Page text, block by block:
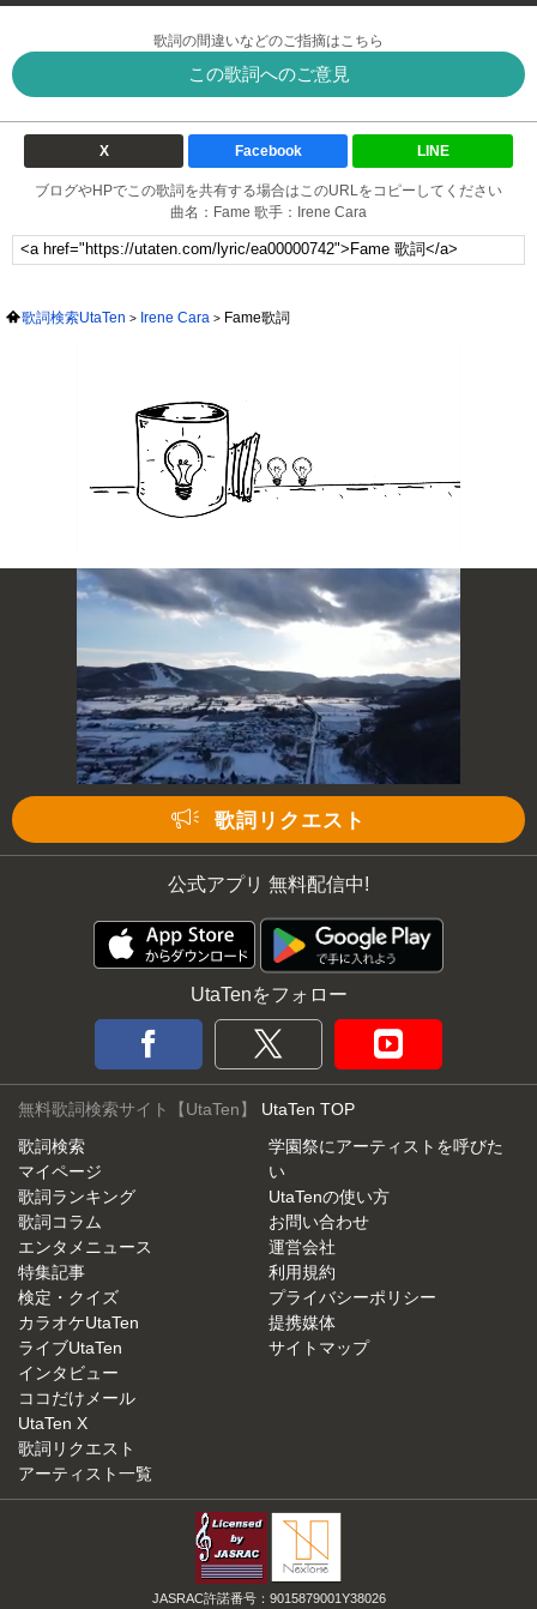
歌詞の間違いなどのご指摘はこちら
この歌詞へのご意見
X Facebook LINE
ブログやHPでこの歌詞を共有する場合はこのURLをコピーしてください
曲名：Fame 歌手：Irene Cara
歌詞検索UtaTen Irene Cara Fame歌詞
歌詞リクエスト
公式アプリ 無料配信中!
UtaTenをフォロー
無料歌詞検索サイト【UtaTen】 UtaTen TOP
歌詞検索
マイページ
歌詞ランキング
歌詞コラム
エンタメニュース
特集記事
検定・クイズ
カラオケUtaTen
ライブUtaTen
インタビュー
ココだけメール
UtaTen X
歌詞リクエスト
アーティスト一覧
学園祭にアーティストを呼びた
い
UtaTenの使い方
お問い合わせ
運営会社
利用規約
プライバシーポリシー
提携媒体
サイトマップ
JASRAC許諾番号：9015879001Y38026